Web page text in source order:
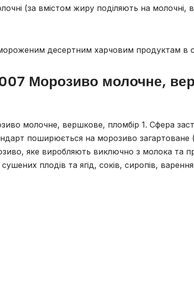
(за вмістом жиру поділяють на молочні,
десертним харчовим продуктам в
Морозиво молочне,
молочне, вершкове, пломбір 1. Сфера
поширюється на морозиво
яке виробляють виключно з молока та
плодів та ягід, соків, сиропів,